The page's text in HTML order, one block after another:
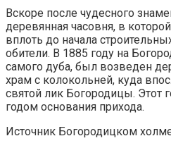
Вскоре после чудесного
деревянная часовня, в
вплоть до начала
обители. В 1885 году на
самого дуба, был возведен
храм с колокольней, куда
святой лик Богородицы. Этот
годом основания прихода.
Источник Богородицком